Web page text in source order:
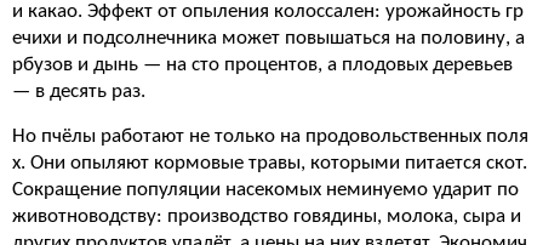
и какао. Эффект от опыления колоссален: урожайность гр
ечихи и подсолнечника может повышаться на половину, а
рбузов и дынь — на сто процентов, а плодовых деревьев
— в десять раз.
Но пчёлы работают не только на продовольственных поля
х. Они опыляют кормовые травы, которыми питается скот.
Сокращение популяции насекомых неминуемо ударит по
животноводству: производство говядины, молока, сыра и